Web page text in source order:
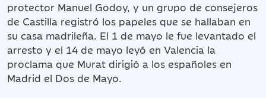
protector Manuel Godoy, y un grupo de consejeros
de Castilla registró los papeles que se hallaban en
su casa madrileña. El 1 de mayo le fue levantado el
arresto y el 14 de mayo leyó en Valencia la
proclama que Murat dirigió a los españoles en
Madrid el Dos de Mayo.